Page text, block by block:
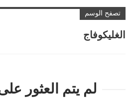
تصفح الوسم
الغليكوفاج
لم يتم العثور